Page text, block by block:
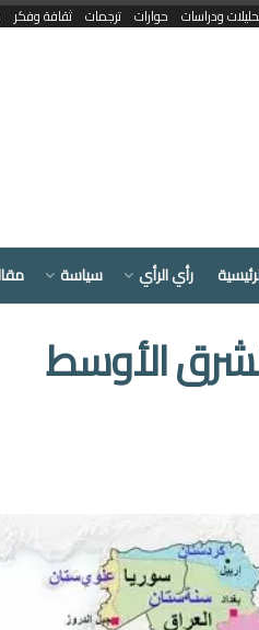
ودراسات حوارات ترجمات ثقافة وفكر
رأي الرأي سياسة
الأوسط